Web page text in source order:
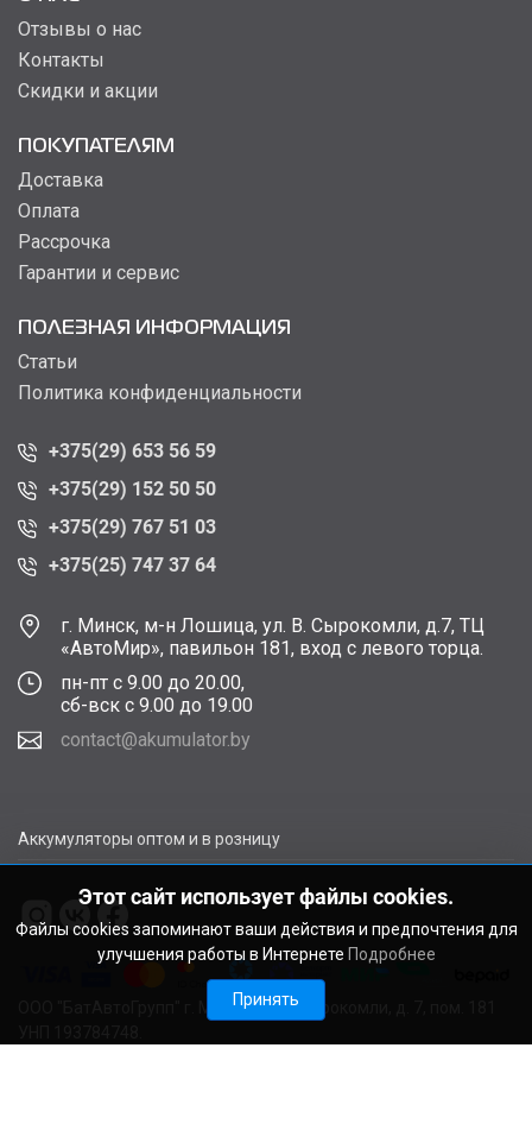
Отзывы о нас
Контакты
Скидки и акции
ПОКУПАТЕЛЯМ
Доставка
Оплата
Рассрочка
Гарантии и сервис
ПОЛЕЗНАЯ ИНФОРМАЦИЯ
Статьи
Политика конфиденциальности
+375(29) 653 56 59
+375(29) 152 50 50
+375(29) 767 51 03
+375(25) 747 37 64
г. Минск, м-н Лошица, ул. В. Сырокомли, д.7, ТЦ
«АвтоМир», павильон 181, вход с левого торца.
пн-пт с 9.00 до 20.00,
сб-вск с 9.00 до 19.00
contact@akumulator.by
Аккумуляторы оптом и в розницу
ООО "БатАвтоГрупп" г. Минск, ул. В. Сырокомли, д. 7, пом. 181
Этот сайт использует файлы cookies.
Файлы cookies запоминают ваши действия и предпочтения для
улучшения работы в Интернете Подробнее
Принять